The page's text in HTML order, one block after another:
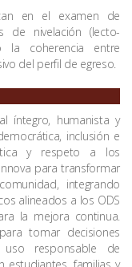
en el examen de
de nivelación (lecto-
la coherencia entre
del perfil de egreso.
íntegro, humanista y
inclusión e
y respeto a los
para transformar
integrando
alineados a los ODS
la mejora continua.
tomar decisiones
responsable de
estudiantes, familias y